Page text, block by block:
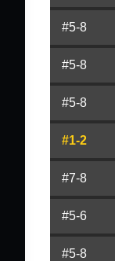
#5-8
#5-8
#5-8
#1-2
#7-8
#5-6
#5-8